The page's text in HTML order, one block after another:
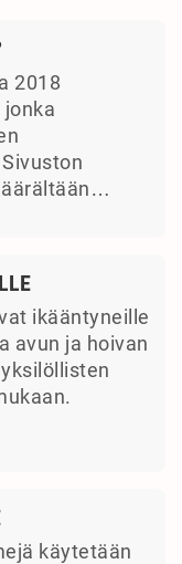
2018
ikääntyneille
avun ja hoivan
käytetään